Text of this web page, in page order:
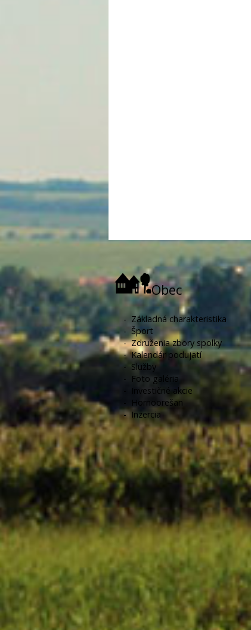
Obec
- Základná charakteristika
- Šport
-Združenia zbory spolky
-Kalendár podujatí
- Služby
- Foto galéria
-
Investičné akcie
Hornoorešan
-Inzercia